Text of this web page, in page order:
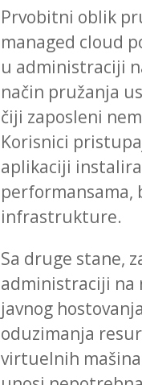
Prvobitni oblik
managed cloud
u administraciji
način pružanja
čiji zaposleni
Korisnici
aplikaciji
performansama,
infrastrukture.
Sa druge stane,
administraciji na
javnog
oduzimanja
virtuelnih